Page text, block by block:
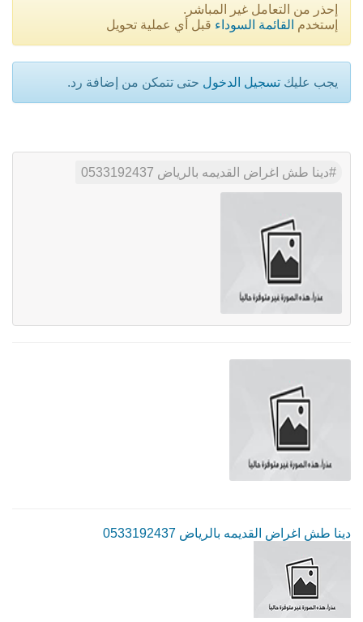
إحذر من التعامل غير المباشر.
إستخدم القائمة السوداء قبل أي عملية تحويل
يجب عليك تسجيل الدخول حتى تتمكن من إضافة رد.
دينا طش اغراض القديمه بالرياض 0533192437
دينا طش اغراض القديمه بالرياض 0533192437